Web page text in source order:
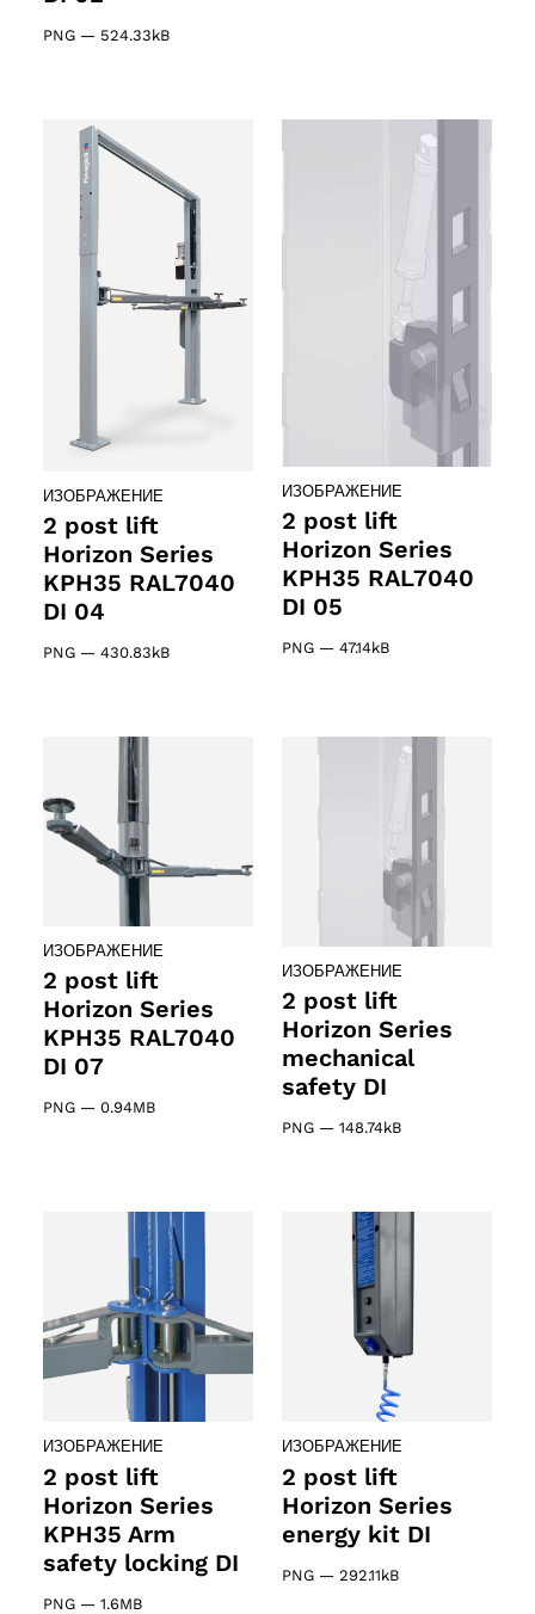
PNG — 524.33kB
ИЗОБРАЖЕНИЕ
2 post lift
Horizon Series
KPH35 RAL7040
DI 04
PNG — 430.83kB
ИЗОБРАЖЕНИЕ
2 post lift
Horizon Series
KPH35 RAL7040
DI 05
PNG — 47.14kB
ИЗОБРАЖЕНИЕ
2 post lift
Horizon Series
KPH35 RAL7040
DI 07
PNG — 0.94MB
ИЗОБРАЖЕНИЕ
2 post lift
Horizon Series
mechanical
safety DI
PNG — 148.74kB
ИЗОБРАЖЕНИЕ
2 post lift
Horizon Series
KPH35 Arm
safety locking DI
PNG — 1.6MB
ИЗОБРАЖЕНИЕ
2 post lift
Horizon Series
energy kit DI
PNG — 292.11kB